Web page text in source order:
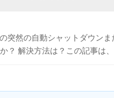
突然の自動シャットダウン
？ 解決方法は？この記事は